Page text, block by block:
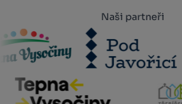
Naši partneři